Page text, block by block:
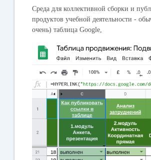
Среда для коллективной сборки и
продуктов учебной деятельности -
очень) таблица Google,